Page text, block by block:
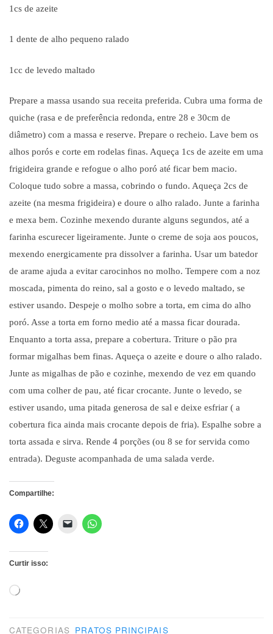
1cs de azeite
1 dente de alho pequeno ralado
1cc de levedo maltado
Prepare a massa usando sua receita preferida. Cubra uma forma de
quiche (rasa e de preferência redonda, entre 28 e 30cm de
diâmetro) com a massa e reserve. Prepare o recheio. Lave bem os
alhos porós e corte em rodelas finas. Aqueça 1cs de azeite em uma
frigideira grande e refogue o alho poró até ficar bem macio.
Coloque tudo sobre a massa, cobrindo o fundo. Aqueça 2cs de
azeite (na mesma frigideira) e doure o alho ralado. Junte a farinha
e mexa bem. Cozinhe mexendo durante alguns segundos, até a
farinha escurecer ligeiramente. Junte o creme de soja aos poucos,
mexendo energicamente pra dissolver a farinha. Usar um batedor
de arame ajuda a evitar carocinhos no molho. Tempere com a noz
moscada, pimenta do reino, sal a gosto e o levedo maltado, se
estiver usando. Despeje o molho sobre a torta, em cima do alho
poró. Asse a torta em forno medio até a massa ficar dourada.
Enquanto a torta assa, prepare a cobertura. Triture o pão pra
formar migalhas bem finas. Aqueça o azeite e doure o alho ralado.
Junte as migalhas de pão e cozinhe, mexendo de vez em quando
com uma colher de pau, até ficar crocante. Junte o levedo, se
estiver usando, uma pitada generosa de sal e deixe esfriar ( a
cobertura fica ainda mais crocante depois de fria). Espalhe sobre a
torta assada e sirva. Rende 4 porções (ou 8 se for servida como
entrada). Deguste acompanhada de uma salada verde.
Compartilhe:
Curtir isso:
Carregando...
CATEGORIAS PRATOS PRINCIPAIS